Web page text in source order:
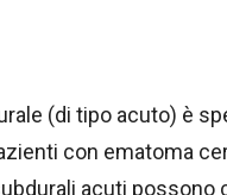
(di tipo acuto) è
con ematoma
acuti possono